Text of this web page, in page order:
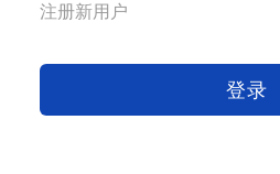
注册新用户
登录